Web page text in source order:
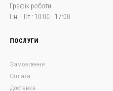
Графік роботи:
Пн. - Пт.: 10:00 - 17:00
ПОСЛУГИ
Замовлення
Оплата
Доставка